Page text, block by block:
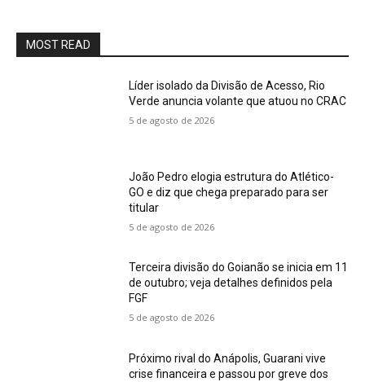
MOST READ
Líder isolado da Divisão de Acesso, Rio
Verde anuncia volante que atuou no CRAC
5 de agosto de 2026
João Pedro elogia estrutura do Atlético-
GO e diz que chega preparado para ser
titular
5 de agosto de 2026
Terceira divisão do Goianão se inicia em 11
de outubro; veja detalhes definidos pela
FGF
5 de agosto de 2026
Próximo rival do Anápolis, Guarani vive
crise financeira e passou por greve dos